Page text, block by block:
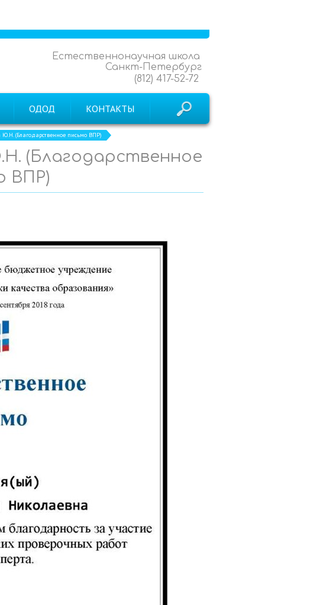
Естественнонаучная школа
Санкт-Петербург
(812) 417-52-72
ОДОД КОНТАКТЫ
(Благодарственное письмо ВПР)
(Благодарственное
ВПР)